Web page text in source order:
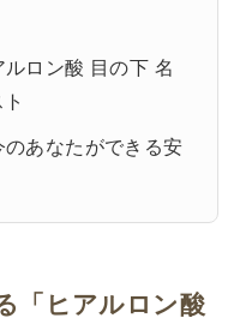
ロン酸 目の下 名
あなたができる安
「ヒアルロン酸